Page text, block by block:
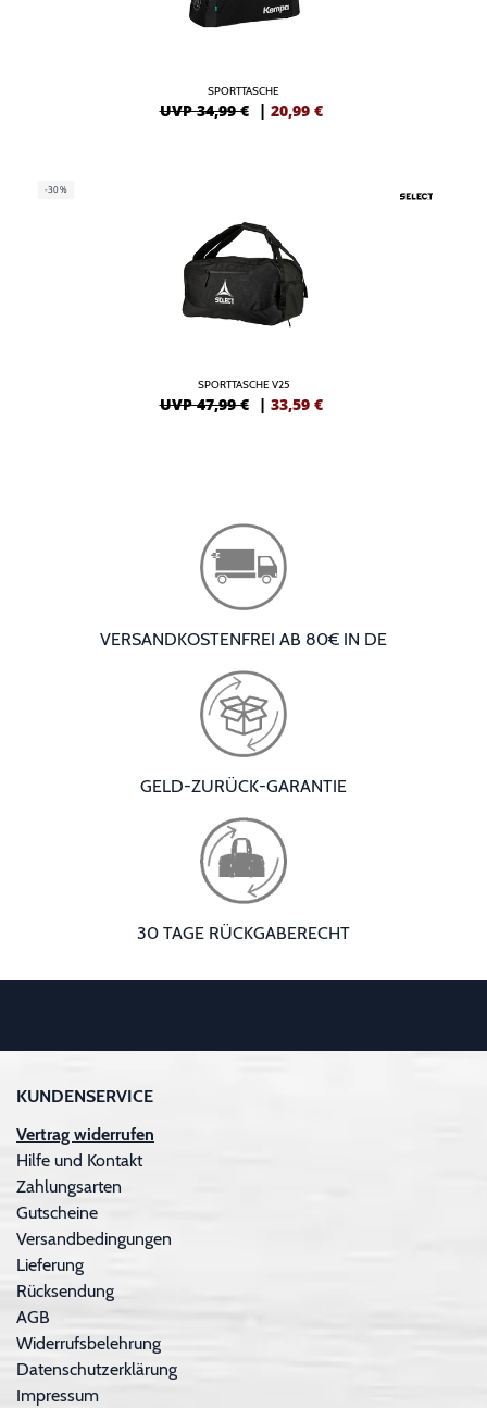
SPORTTASCHE
UVP 34,99 € | 20,99 €
-30%
SPORTTASCHE V25
UVP 47,99 € | 33,59 €
VERSANDKOSTENFREI AB 80€ IN DE
GELD-ZURÜCK-GARANTIE
30 TAGE RÜCKGABERECHT
KUNDENSERVICE
Vertrag widerrufen
Hilfe und Kontakt
Zahlungsarten
Gutscheine
Versandbedingungen
Lieferung
Rücksendung
AGB
Widerrufsbelehrung
Datenschutzerklärung
Impressum